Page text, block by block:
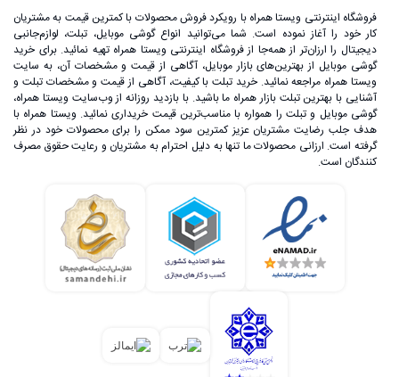
علی‌رغم اینکه گوشی‌های تلفن همراه اولیه، اندازه بسیار بزرگی
داشتند، اما ساخت یک تلفن بی‌سیم که بتوان آن را در هر زمان و
مکان استفاده کرد، خود یک اتفاق بسیار بزرگ در عرصه تکنولوژی
فروشگاه اینترنتی ویستا همراه با رویکرد فروش محصولات با کمترین قیمت به مشتریان
کار خود را آغاز نموده است. شما می‌توانید انواع گوشی موبایل، تبلت، لوازم‌جانبی
دیجیتال را ارزان‌تر از همه‌جا از فروشگاه اینترنتی ویستا همراه تهیه نمائید. برای خرید
گوشی موبایل از بهترین‌های بازار موبایل، آگاهی از قیمت و مشخصات آن، به ‌سایت
ویستا همراه مراجعه نمائید. خرید تبلت با کیفیت، آگاهی از قیمت و مشخصات تبلت و
آشنایی با بهترین تبلت بازار همراه ما باشید. با بازدید روزانه از وب‌سایت ویستا همراه،
گوشی موبایل و تبلت را همواره با مناسب‌ترین قیمت خریداری نمائید. ویستا همراه با
هدف جلب رضایت مشتریان عزیز کمترین سود ممکن را برای محصولات خود در نظر
گرفته است. ارزانی محصولات ما تنها به دلیل احترام به مشتریان و رعایت حقوق مصرف
کنندگان است.